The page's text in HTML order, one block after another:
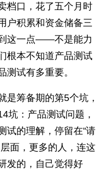
档口，花了五个月时
户积累和资金储备三
这一点——不是能力
本不知道产品测试
测试有多重要。
是筹备期的第5个坑，
坑：产品测试问题，
试的理解，停留在“请
面，更多的人，连这
发的，自己觉得好